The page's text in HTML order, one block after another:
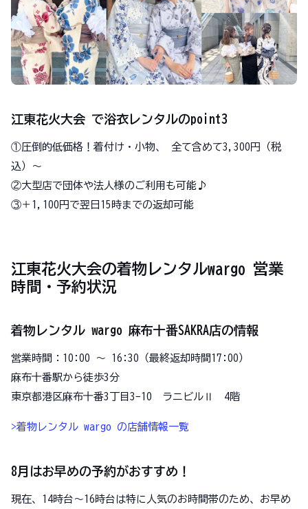
江東花火大会 で浴衣レンタルのpoint3
①圧倒的低価格！着付け・小物、 全て含めて3,300円（税
込）〜
②大型店で団体や法人様のご利用も可能♪
③＋1,100円で翌日15時までの返却可能
江東花火大会の着物レンタルwargo 営業
時間・予約状況
着物レンタル wargo 麻布十番SAKRA店の情報
営業時間：10:00 〜 16:30（最終返却時間17:00）
麻布十番駅から徒歩3分
東京都港区麻布十番3丁目3-10 ラニビルⅡ 4階
>着物レンタル wargo の店舗情報一覧
8月はお早めの予約がおすすめ！
現在、14時台～16時台は特に人気のお時間帯のため、お早め